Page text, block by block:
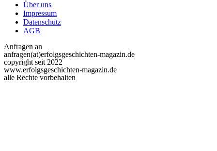
Über uns
Impressum
Datenschutz
AGB
Anfragen an
anfragen(at)erfolgsgeschichten-magazin.de
copyright seit 2022
www.erfolgsgeschichten-magazin.de
alle Rechte vorbehalten